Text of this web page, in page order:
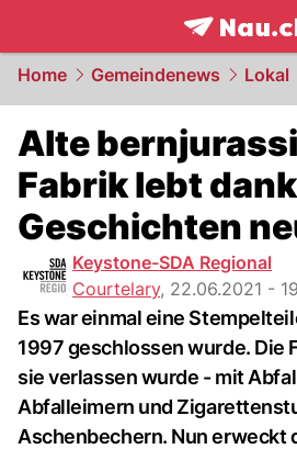
frontpage.
Home Gemeindenews Lokal
Alte
Fabrik lebt dank
Geschichten
Keystone-SDA Regional
Courtelary, 22.06.2021 -
Es war einmal eine
1997 geschlossen wurde. Die
sie verlassen wurde - mit
Abfalleimern und
Aschenbechern. Nun erweckt